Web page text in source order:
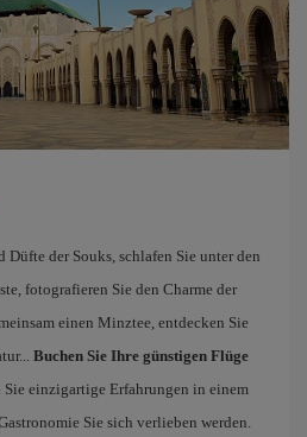
Düfte der Souks, schlafen Sie unter den
fotografieren Sie den Charme der
einen Minztee, entdecken Sie
Buchen Sie Ihre günstigen Flüge
Sie einzigartige Erfahrungen in einem
Sie sich verlieben werden.